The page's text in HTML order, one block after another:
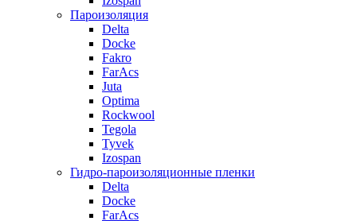
Пароизоляция
Delta
Docke
Fakro
FarAcs
Juta
Optima
Rockwool
Tegola
Tyvek
Izospan
Гидро-пароизоляционные пленки
Delta
Docke
FarAcs